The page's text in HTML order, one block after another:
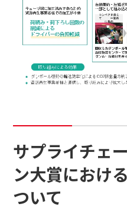
サプライチェ
ン大賞におけ
ついて